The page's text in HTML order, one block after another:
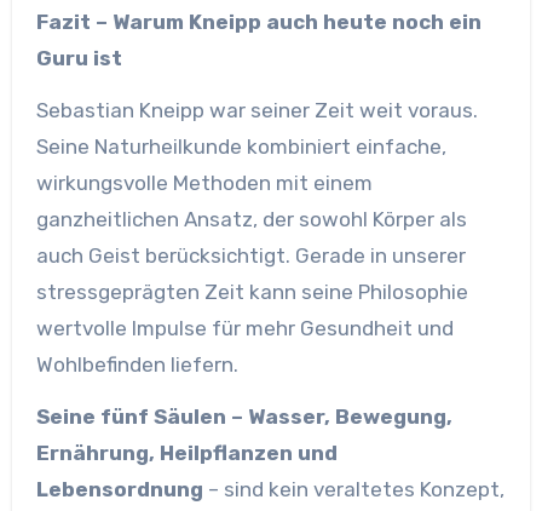
Fazit – Warum Kneipp auch heute noch ein
Guru ist
Sebastian Kneipp war seiner Zeit weit voraus.
Seine Naturheilkunde kombiniert einfache,
wirkungsvolle Methoden mit einem
ganzheitlichen Ansatz, der sowohl Körper als
auch Geist berücksichtigt. Gerade in unserer
stressgeprägten Zeit kann seine Philosophie
wertvolle Impulse für mehr Gesundheit und
Wohlbefinden liefern.
Seine fünf Säulen – Wasser, Bewegung,
Ernährung, Heilpflanzen und
Lebensordnung – sind kein veraltetes Konzept,